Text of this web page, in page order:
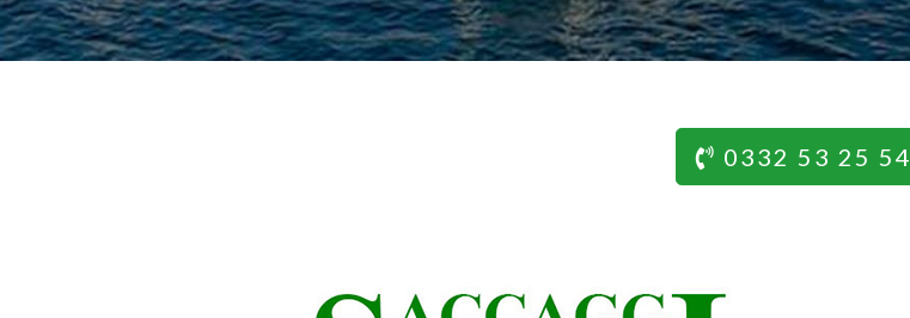
0332 53 25 54